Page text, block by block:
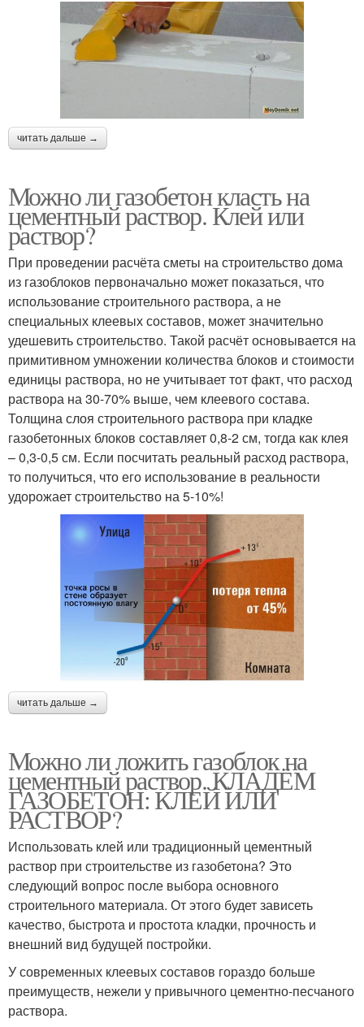
читать дальше →
Можно ли газобетон класть на
цементный раствор. Клей или
раствор?
При проведении расчёта сметы на строительство дома
из газоблоков первоначально может показаться, что
использование строительного раствора, а не
специальных клеевых составов, может значительно
удешевить строительство. Такой расчёт основывается на
примитивном умножении количества блоков и стоимости
единицы раствора, но не учитывает тот факт, что расход
раствора на 30-70% выше, чем клеевого состава.
Толщина слоя строительного раствора при кладке
газобетонных блоков составляет 0,8-2 см, тогда как клея
– 0,3-0,5 см. Если посчитать реальный расход раствора,
то получиться, что его использование в реальности
удорожает строительство на 5-10%!
читать дальше →
Можно ли ложить газоблок на
цементный раствор. КЛАДЁМ
ГАЗОБЕТОН: КЛЕЙ ИЛИ
РАСТВОР?
Использовать клей или традиционный цементный
раствор при строительстве из газобетона? Это
следующий вопрос после выбора основного
строительного материала. От этого будет зависеть
качество, быстрота и простота кладки, прочность и
внешний вид будущей постройки.
У современных клеевых составов гораздо больше
преимуществ, нежели у привычного цементно-песчаного
раствора.